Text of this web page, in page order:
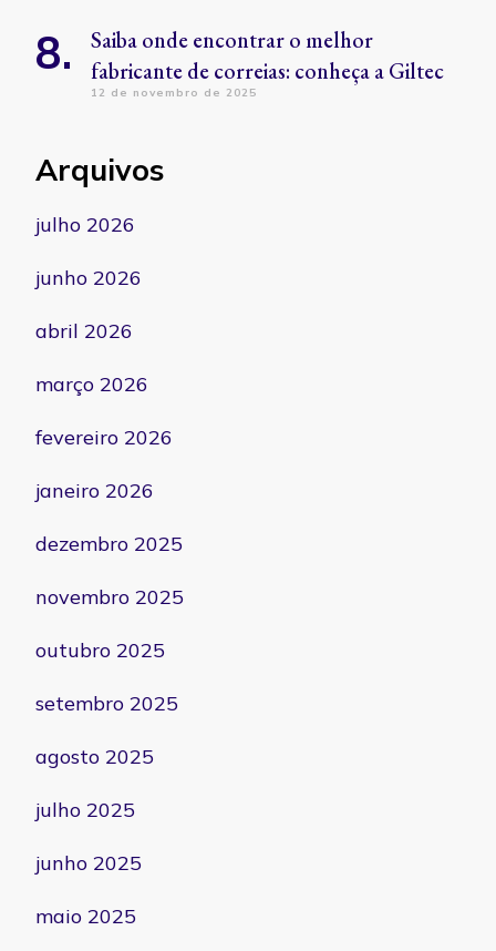
Saiba onde encontrar o melhor
fabricante de correias: conheça a Giltec
12 de novembro de 2025
Arquivos
julho 2026
junho 2026
abril 2026
março 2026
fevereiro 2026
janeiro 2026
dezembro 2025
novembro 2025
outubro 2025
setembro 2025
agosto 2025
julho 2025
junho 2025
maio 2025